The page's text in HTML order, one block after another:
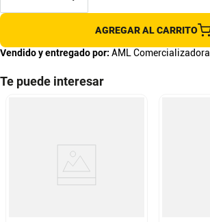
AGREGAR AL CARRITO
Vendido y entregado por: AML Comercializadora
Te puede interesar